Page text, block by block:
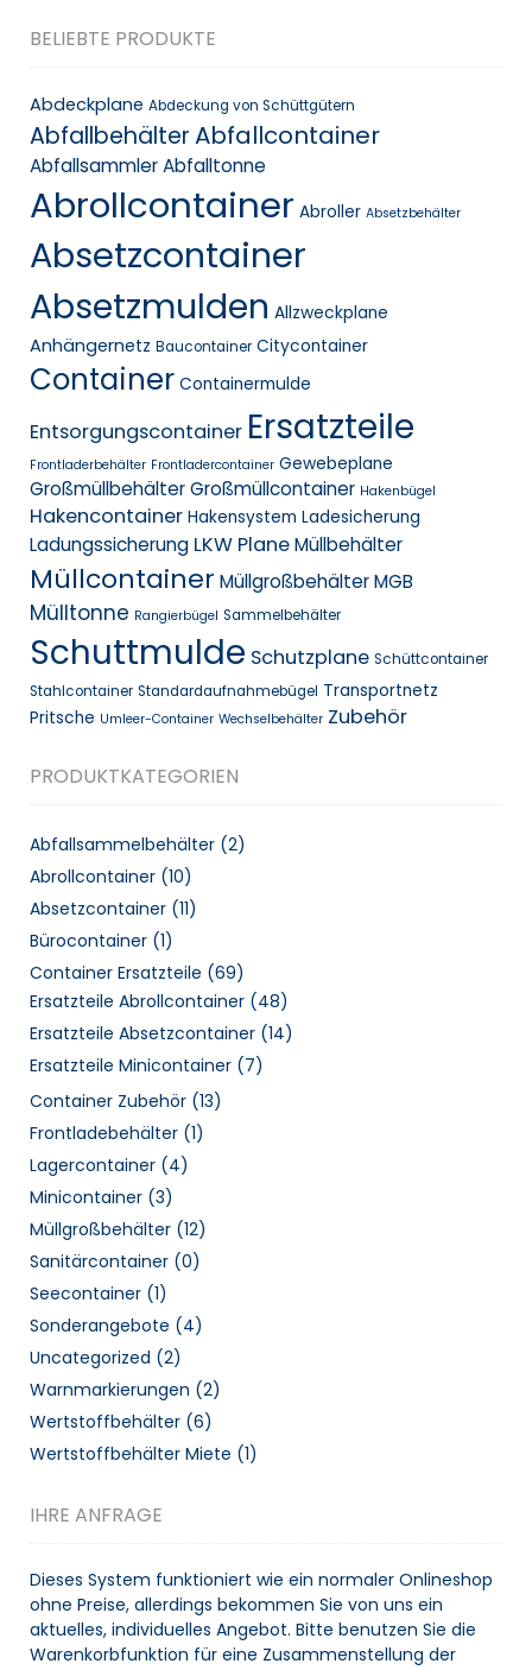
BELIEBTE PRODUKTE
Abdeckplane Abdeckung von Schüttgütern
AbfallbehälterAbfallcontainer
AbfallsammlerAbfalltonne
Abrollcontainer Abroller Absetzbehälter
Absetzcontainer
Absetzmulden Allzweckplane
Anhängernetz Baucontainer Citycontainer
Container Containermulde
Entsorgungscontainer Ersatzteile
Frontladerbehälter Frontladercontainer Gewebeplane
GroßmüllbehälterGroßmüllcontainer Hakenbügel
Hakencontainer Hakensystem Ladesicherung
Ladungssicherung LKW PlaneMüllbehälter
Müllcontainer Müllgroßbehälter MGB
Mülltonne Rangierbügel Sammelbehälter
Schuttmulde Schutzplane Schüttcontainer
Stahlcontainer Standardaufnahmebügel Transportnetz
Pritsche Umleer-Container Wechselbehälter Zubehör
PRODUKTKATEGORIEN
Abfallsammelbehälter (2)
Abrollcontainer (10)
Absetzcontainer (11)
Bürocontainer (1)
Container Ersatzteile (69)
Ersatzteile Abrollcontainer (48)
Ersatzteile Absetzcontainer (14)
Ersatzteile Minicontainer (7)
Container Zubehör (13)
Frontladebehälter (1)
Lagercontainer (4)
Minicontainer (3)
Müllgroßbehälter (12)
Sanitärcontainer (0)
Seecontainer (1)
Sonderangebote (4)
Uncategorized (2)
Warnmarkierungen (2)
Wertstoffbehälter (6)
Wertstoffbehälter Miete (1)
IHRE ANFRAGE
Dieses System funktioniert wie ein normaler Onlineshop
ohne Preise, allerdings bekommen Sie von uns ein
aktuelles, individuelles Angebot. Bitte benutzen Sie die
Warenkorbfunktion für eine Zusammenstellung der